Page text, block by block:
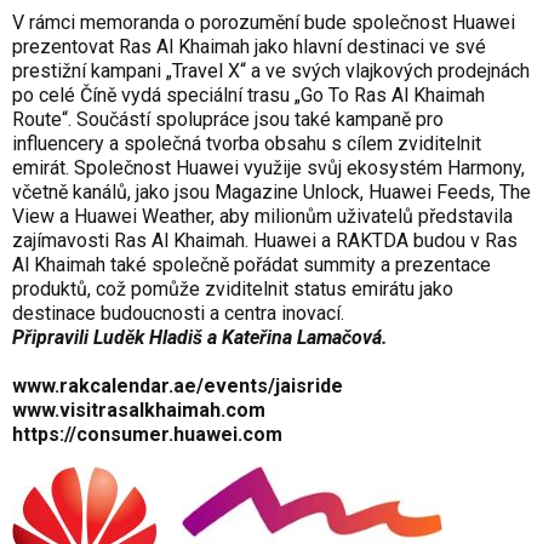
V rámci memoranda o porozumění bude společnost Huawei
prezentovat Ras Al Khaimah jako hlavní destinaci ve své
prestižní kampani „Travel X“ a ve svých vlajkových prodejnách
po celé Číně vydá speciální trasu „Go To Ras Al Khaimah
Route“. Součástí spolupráce jsou také kampaně pro
influencery a společná tvorba obsahu s cílem zviditelnit
emirát. Společnost Huawei využije svůj ekosystém Harmony,
včetně kanálů, jako jsou Magazine Unlock, Huawei Feeds, The
View a Huawei Weather, aby milionům uživatelů představila
zajímavosti Ras Al Khaimah. Huawei a RAKTDA budou v Ras
Al Khaimah také společně pořádat summity a prezentace
produktů, což pomůže zviditelnit status emirátu jako
destinace budoucnosti a centra inovací.
Připravili Luděk Hladiš a Kateřina Lamačová.
www.rakcalendar.ae/events/jaisride
www.visitrasalkhaimah.com
https://consumer.huawei.com